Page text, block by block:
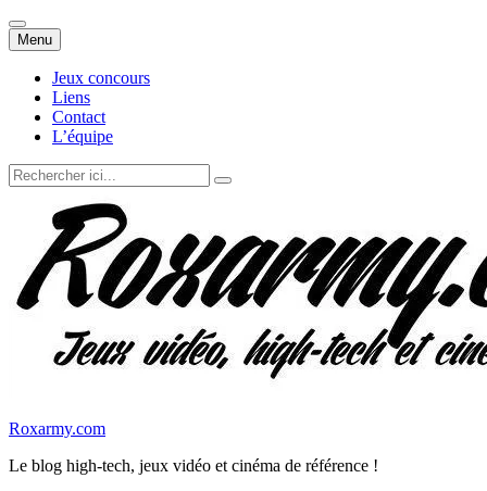
Menu Aller
au
contenu
Jeux concours
Liens
Contact
L’équipe
Recherche
pour
Roxarmy.com
Le blog high-tech, jeux vidéo et cinéma de référence !